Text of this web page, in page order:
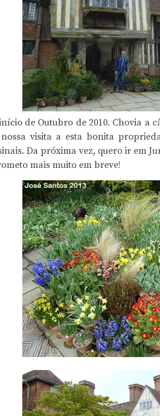
de Outubro de 2010. Chovia
visita a esta bonita
Da próxima vez, quero ir em
mais muito em breve!